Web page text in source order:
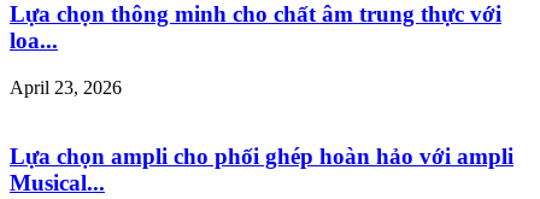
Lựa chọn thông minh cho chất âm trung thực với
loa...
April 23, 2026
Lựa chọn ampli cho phối ghép hoàn hảo với ampli
Musical...